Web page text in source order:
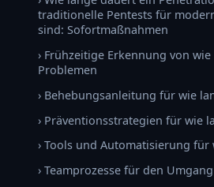
traditionelle Pentests für
sind: Sofortmaßnahmen
› Frühzeitige Erkennung von
Problemen
› Behebungsanleitung für wie
› Präventionsstrategien für wie
› Tools und Automatisierung
› Teamprozesse für den